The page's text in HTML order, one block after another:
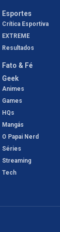
Esportes
Crítica Esportiva
EXTREME
Resultados
Fato & Fé
Geek
Animes
Games
HQs
Mangás
O Papai Nerd
Séries
Streaming
Tech